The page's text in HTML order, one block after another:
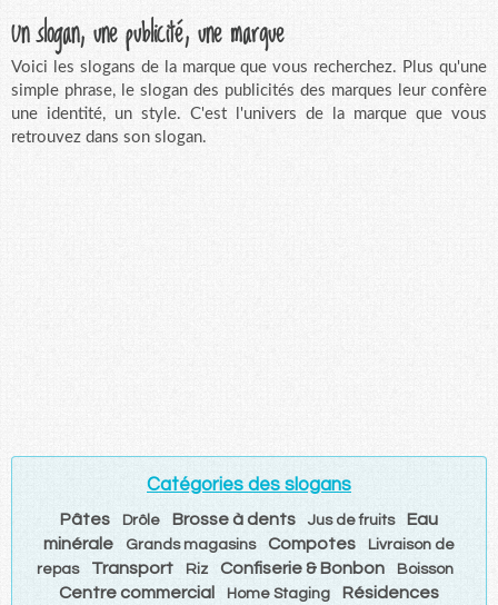
Un slogan, une publicité, une marque
Voici les slogans de la marque que vous recherchez. Plus qu'une
simple phrase, le slogan des publicités des marques leur confère
une identité, un style. C'est l'univers de la marque que vous
retrouvez dans son slogan.
Catégories des slogans
Pâtes Drôle Brosse à dents Jus de fruits
Eau
minérale
Grands magasins Compotes
Livraison de
repas
Transport Riz Confiserie & Bonbon Boisson
Centre commercial Home Staging Résidences